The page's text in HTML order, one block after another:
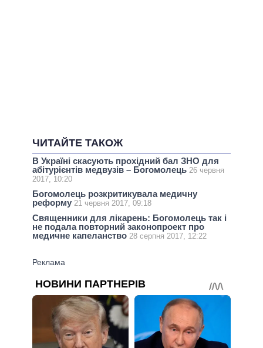
ЧИТАЙТЕ ТАКОЖ
В Україні скасують прохідний бал ЗНО для
абітурієнтів медвузів – Богомолець 26 червня
2017, 10:20
Богомолець розкритикувала медичну
реформу 21 червня 2017, 09:18
Священники для лікарень: Богомолець так і
не подала повторний законопроект про
медичне капеланство 28 серпня 2017, 12:22